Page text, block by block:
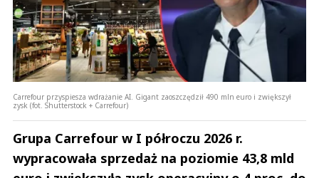
Carrefour przyspiesza wdrażanie AI. Gigant zaoszczędził 490 mln euro i zwiększył
zysk (fot. Shutterstock + Carrefour)
Grupa Carrefour w I półroczu 2026 r.
wypracowała sprzedaż na poziomie 43,8 mld